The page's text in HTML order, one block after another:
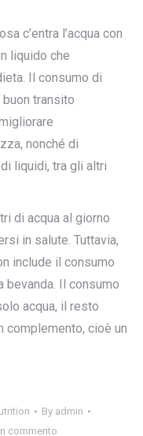
c’entra l’acqua con
liquido che
Il consumo di
transito
nonché di
liquidi, tra gli altri
di acqua al giorno
in salute. Tuttavia,
include il consumo
Il consumo
acqua, il resto
complemento, cioè un
By admin
commento